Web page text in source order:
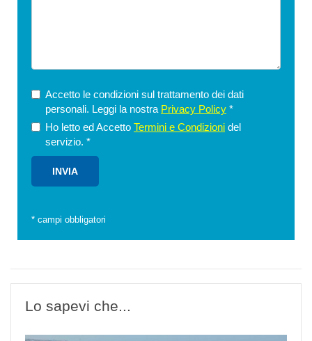
Accetto le condizioni sul trattamento dei dati
personali. Leggi la nostra Privacy Policy *
Ho letto ed Accetto Termini e Condizioni del
servizio. *
* campi obbligatori
Lo sapevi che...